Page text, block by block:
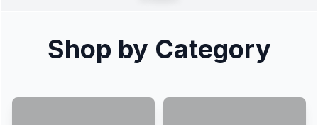
Shop by Category